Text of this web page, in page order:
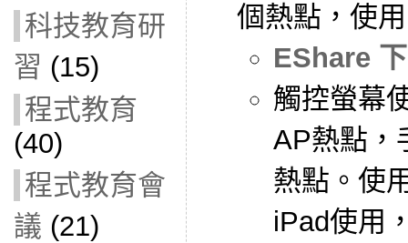
科技教育研
習 (15)
程式教育
(40)
程式教育會
議 (21)
個熱點，使
EShare
觸控螢幕
AP熱點，
熱點。使
iPad使用